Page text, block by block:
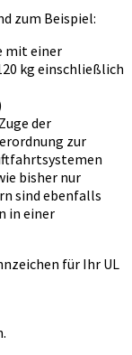
zum Beispiel:
mit einer
kg einschließlich
der
zur
bisher nur
sind ebenfalls
in einer
für Ihr UL